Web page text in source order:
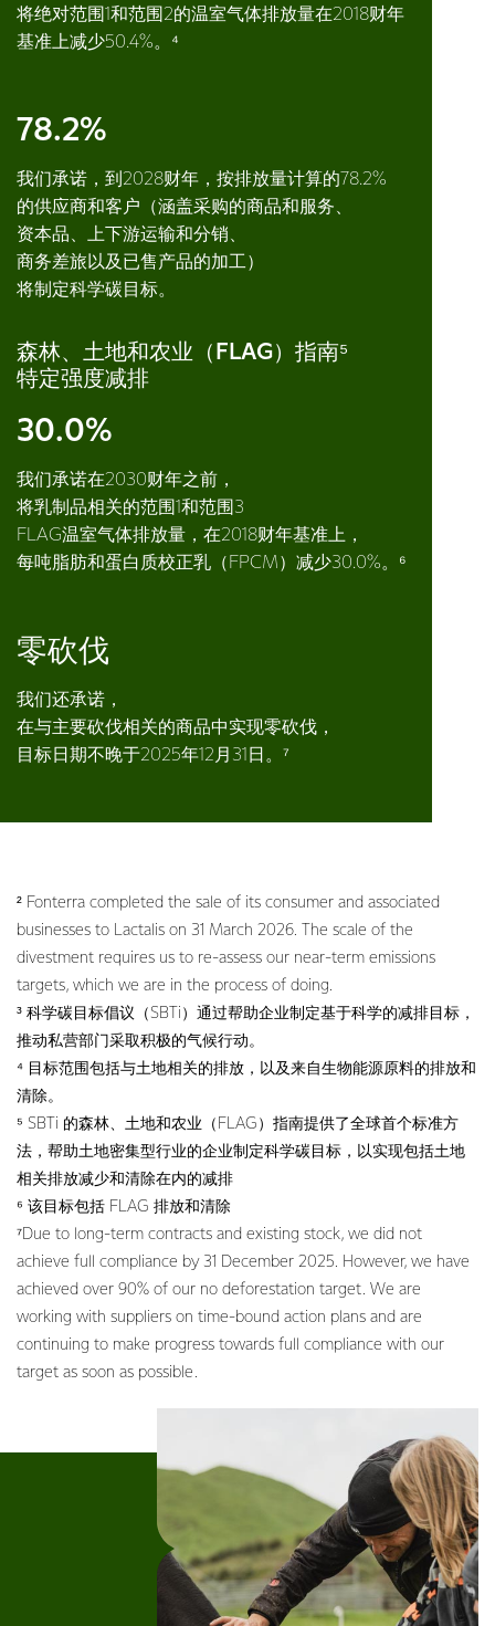
将绝对范围1和范围2的温室气体排放量在2018财年
基准上减少50.4%。⁴
78.2%
我们承诺，到2028财年，按排放量计算的78.2%
的供应商和客户（涵盖采购的商品和服务、
资本品、上下游运输和分销、
商务差旅以及已售产品的加工）
将制定科学碳目标。
森林、土地和农业（FLAG）指南⁵
特定强度减排
30.0%
我们承诺在2030财年之前，
将乳制品相关的范围1和范围3
FLAG温室气体排放量，在2018财年基准上，
每吨脂肪和蛋白质校正乳（FPCM）减少30.0%。⁶
零砍伐
我们还承诺，
在与主要砍伐相关的商品中实现零砍伐，
目标日期不晚于2025年12月31日。⁷
² Fonterra completed the sale of its consumer and associated
businesses to Lactalis on 31 March 2026. The scale of the
divestment requires us to re-assess our near-term emissions
targets, which we are in the process of doing.
³ 科学碳目标倡议（SBTi）通过帮助企业制定基于科学的减排目标，
推动私营部门采取积极的气候行动。
⁴ 目标范围包括与土地相关的排放，以及来自生物能源原料的排放和
清除。
⁵ SBTi 的森林、土地和农业（FLAG）指南提供了全球首个标准方
法，帮助土地密集型行业的企业制定科学碳目标，以实现包括土地
相关排放减少和清除在内的减排
⁶ 该目标包括 FLAG 排放和清除
⁷Due to long-term contracts and existing stock, we did not
achieve full compliance by 31 December 2025. However, we have
achieved over 90% of our no deforestation target. We are
working with suppliers on time-bound action plans and are
continuing to make progress towards full compliance with our
target as soon as possible.